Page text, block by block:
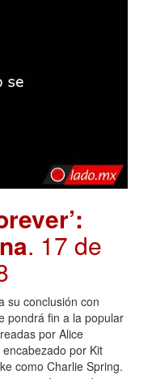
. 17 de
su conclusión con
pondrá fin a la popular
por Alice
por Kit
como Charlie Spring.